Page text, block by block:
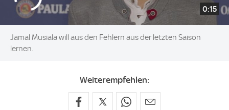
0:15
Jamal Musiala will aus den Fehlern aus der letzten Saison
lernen.
Weiterempfehlen: